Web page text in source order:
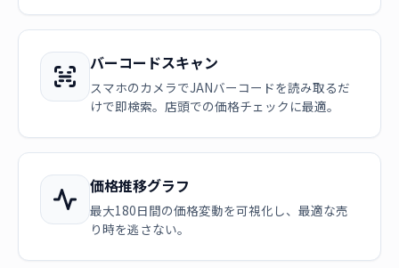
バーコードスキャン
スマホのカメラでJANバーコードを読み取るだ
けで即検索。店頭での価格チェックに最適。
価格推移グラフ
最大180日間の価格変動を可視化し、最適な売
り時を逃さない。